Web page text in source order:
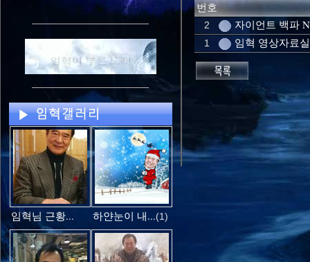
임혁님 근황... 하얀눈이 내...(1)
번호
2 자이언트 백파
1 임혁 영상자료실